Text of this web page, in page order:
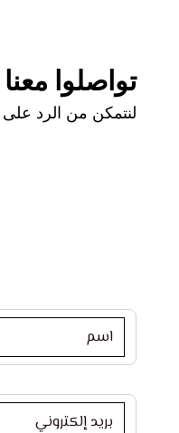
تواصلوا معنا
لنتمكن من الرد